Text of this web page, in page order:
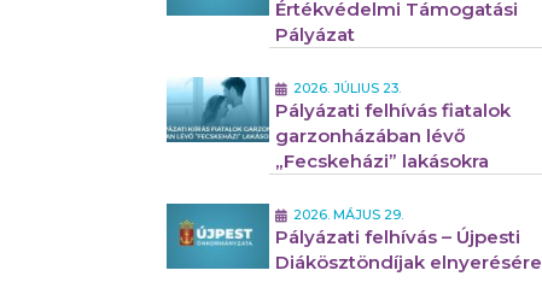
Értékvédelmi Támogatási
Pályázat
2026. JÚLIUS 23.
Pályázati felhívás fiatalok
garzonházában lévő
„Fecskeházi” lakásokra
2026. MÁJUS 29.
Pályázati felhívás – Újpesti
Diákösztöndíjak elnyerésére